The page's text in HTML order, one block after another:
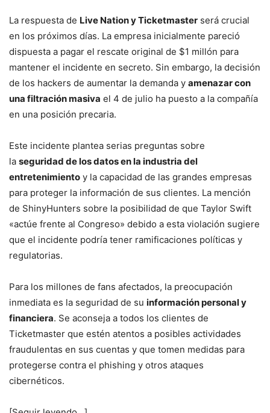
La respuesta de Live Nation y Ticketmaster será crucial
en los próximos días. La empresa inicialmente pareció
dispuesta a pagar el rescate original de $1 millón para
mantener el incidente en secreto. Sin embargo, la decisión
de los hackers de aumentar la demanda y amenazar con
una filtración masiva el 4 de julio ha puesto a la compañía
en una posición precaria.
Este incidente plantea serias preguntas sobre
la seguridad de los datos en la industria del
entretenimiento y la capacidad de las grandes empresas
para proteger la información de sus clientes. La mención
de ShinyHunters sobre la posibilidad de que Taylor Swift
«actúe frente al Congreso» debido a esta violación sugiere
que el incidente podría tener ramificaciones políticas y
regulatorias.
Para los millones de fans afectados, la preocupación
inmediata es la seguridad de su información personal y
financiera. Se aconseja a todos los clientes de
Ticketmaster que estén atentos a posibles actividades
fraudulentas en sus cuentas y que tomen medidas para
protegerse contra el phishing y otros ataques
cibernéticos.